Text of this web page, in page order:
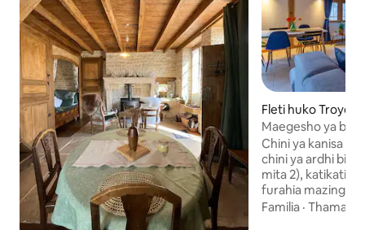
Fleti huko Troyes
Maegesho ya bila
familia,
Chini ya kanisa
chini ya ardhi bila
mita 2), katikati
furahia mazingira
vivutio vyote
Familia ·Thamani